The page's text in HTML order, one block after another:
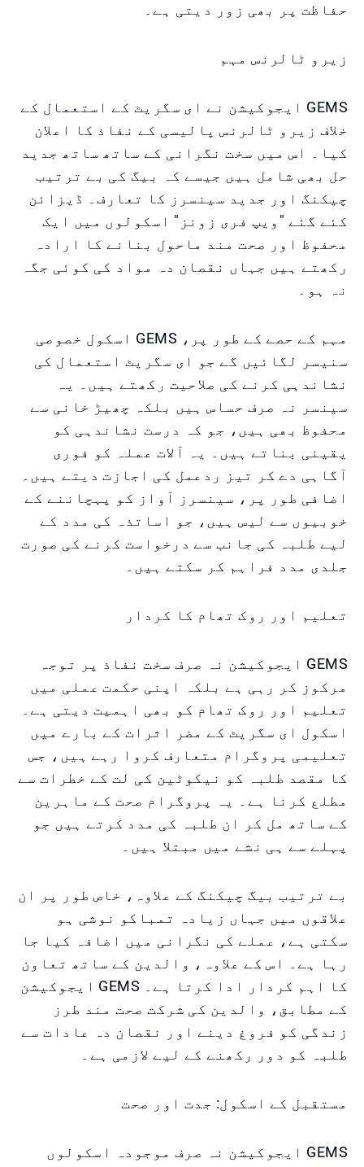
حفاظت پر بھی زور دیتی ہے۔
زیرو ٹالرنس مہم
GEMS ایجوکیشن نے ای سگریٹ کے استعمال کے
خلاف زیرو ٹالرنس پالیسی کے نفاذ کا اعلان
کیا۔ اس میں سخت نگرانی کے ساتھ ساتھ جدید
حل بھی شامل ہیں جیسے کہ بیگ کی بے ترتیب
چیکنگ اور جدید سینسرز کا تعارف۔ ڈیزائن
کئے گئے "ویپ فری زونز" اسکولوں میں ایک
محفوظ اور صحت مند ماحول بنانے کا ارادہ
رکھتے ہیں جہاں نقصان دہ مواد کی کوئی جگہ
نہ ہو۔
مہم کے حصے کے طور پر، GEMS اسکول خصوصی
سنیسر لگائیں گے جو ای سگریٹ استعمال کی
نشاندہی کرنے کی صلاحیت رکھتے ہیں۔ یہ
سینسر نہ صرف حساس ہیں بلکہ چھیڑ خانی سے
محفوظ بھی ہیں، جو کہ درست نشاندہی کو
یقینی بناتے ہیں۔ یہ آلات عملہ کو فوری
آگاہی دے کر تیز ردعمل کی اجازت دیتے ہیں۔
اضافی طور پر، سینسرز آواز کو پہچاننے کے
خوبیوں سے لیس ہیں، جو اساتذہ کی مدد کے
لیے طلبہ کی جانب سے درخواست کرنے کی صورت
جلدی مدد فراہم کر سکتے ہیں۔
تعلیم اور روک تھام کا کردار
GEMS ایجوکیشن نہ صرف سخت نفاذ پر توجہ
مرکوز کر رہی ہے بلکہ اپنی حکمت عملی میں
تعلیم اور روک تھام کو بھی اہمیت دیتی ہے۔
اسکول ای سگریٹ کے مضر اثرات کے بارے میں
تعلیمی پروگرام متعارف کروا رہے ہیں، جس
کا مقصد طلبہ کو نیکوٹین کی لت کے خطرات سے
مطلع کرنا ہے۔ یہ پروگرام صحت کے ماہرین
کے ساتھ مل کر ان طلبہ کی مدد کرتے ہیں جو
پہلے سے ہی نشے میں مبتلا ہیں۔
بے ترتیب بیگ چیکنگ کے علاوہ، خاص طور پر ان
علاقوں میں جہاں زیادہ تمباکو نوشی ہو
سکتی ہے، عملے کی نگرانی میں اضافہ کیا جا
رہا ہے۔ اس کے علاوہ، والدین کے ساتھ تعاون
کا اہم کردار ادا کرتا ہے۔ GEMS ایجوکیشن
کے مطابق، والدین کی شرکت صحت مند طرز
زندگی کو فروغ دینے اور نقصان دہ عادات سے
طلبہ کو دور رکھنے کے لیے لازمی ہے۔
مستقبل کے اسکول: جدت اور صحت
GEMS ایجوکیشن نہ صرف موجودہ اسکولوں